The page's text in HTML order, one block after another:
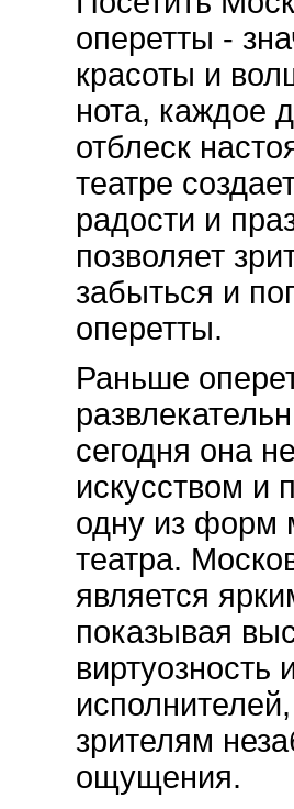
оперетты -
красоты и
нота, каждое
отблеск
театре
радости и
позволяет
забыться и
оперетты.
Раньше
сегодня она
искусством и
одну из форм
театра.
является
показывая
виртуозность
зрителям
ощущения.